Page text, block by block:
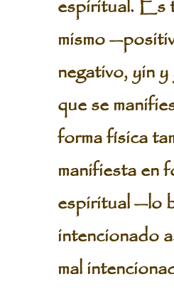
espiritual. Es
mismo
negativo, yin
que se
forma física
manifiesta en
espiritual —lo
intencionado
mal